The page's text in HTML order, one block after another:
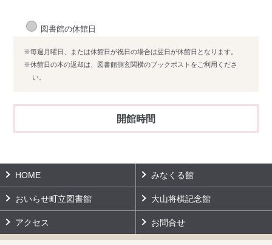
図書館の休館日
※毎週月曜日、または休館日が祝日の場合は翌日が休館日となります。
※休館日の本の返却は、図書館側玄関横のブックポストをご利用くださ
い。
開館時間
HOME みなくる館
おいらせ町立図書館 大山将棋記念館
アクセス お問合せ